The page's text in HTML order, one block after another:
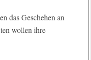
das Geschehen an
wollen ihre